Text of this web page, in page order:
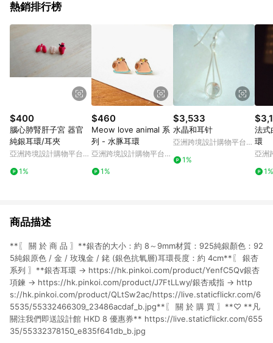
熱銷排行榜
$400
腦心肺腎肝子宮 器官
純銀耳環/耳夾
亞洲跨境設計購物平台
1%
$460
Meow love animal 系
列 - 水豚耳環
亞洲跨境設計購物平台
1%
$3,533
水晶和耳针
亞洲跨境設計購物平台
1%
法式
環
亞洲
1%
商品描述
**〖 關 於 商 品 〗**銀杏的大小：約 8～9mm材質：925純銀顏色：92
5純銀原色 / 金 / 玫瑰金 / 銠 (銀色抗氧層)耳環長度：約 4cm**〖 銀杏
系列 〗**銀杏耳環 → https://hk.pinkoi.com/product/YenfC5Qv銀杏
項鍊 → https://hk.pinkoi.com/product/J7FtLLwy/銀杏戒指 → http
s://hk.pinkoi.com/product/QLtSw2ac/https://live.staticflickr.com/6
5535/55332466309_23486acdaf_b.jpg**〖 關 於 購 買 〗**♡ **凡
關注我們即送設計館 HKD 8 優惠券** https://live.staticflickr.com/655
35/55332378150_e835f641db_b.jpg